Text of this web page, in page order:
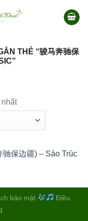
THẺ “骏马奔驰保
nhất
保边疆) – Sáo Trúc
bảo mật
Điều